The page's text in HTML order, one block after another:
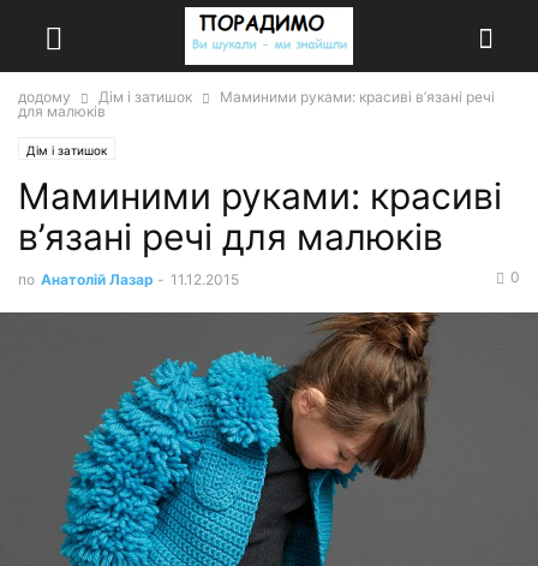
додому Дім і затишок
Маминими руками: красиві в’язані речі
для малюків
Дім і затишок
Маминими руками: красиві
в’язані речі для малюків
по Анатолій Лазар - 11.12.2015 0